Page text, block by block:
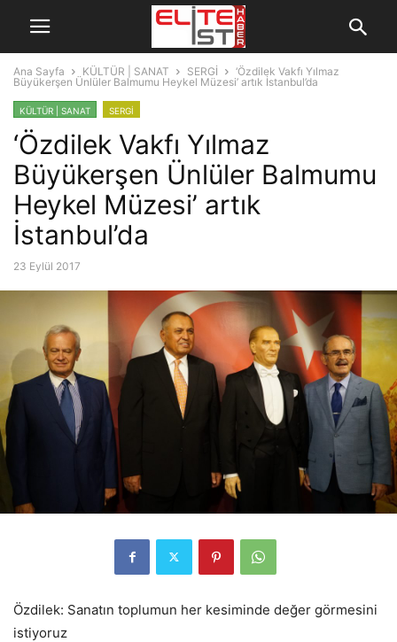
Ana Sayfa KÜLTÜR | SANAT SERGİ
‘Özdilek Vakfı Yılmaz
Büyükerşen Ünlüler Balmumu Heykel Müzesi’ artık İstanbul’da
KÜLTÜR | SANAT SERGİ
‘Özdilek Vakfı Yılmaz
Büyükerşen Ünlüler Balmumu
Heykel Müzesi’ artık
İstanbul’da
23 Eylül 2017
Özdilek: Sanatın toplumun her kesiminde değer görmesini
istiyoruz